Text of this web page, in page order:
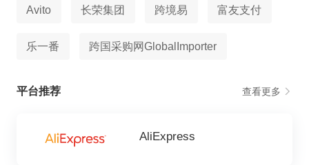
Avito 长荣集团 跨境易 富友支付
乐一番 跨国采购网GlobalImporter
平台推荐 查看更多
AliExpress